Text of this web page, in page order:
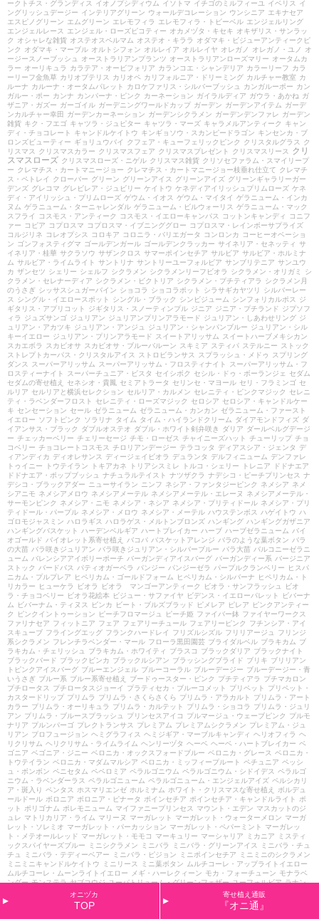
ークトチス・グランディス
イオノプシディウム イソトマ イチゴのミルフィーユ イベリス
イ
ングリッシュデージー インテリアグリーン ウォールデコレーション ウンシニア エキナセア
エスピノグリーン エムグリーン エレモフィラ エレモフィラ・トビーベル エンジェルリング
エンジェルレース
エンジェル・ローズピコティー オカメヅタ・キセキ オキザリス・サンラッ
ク
オシャレな雑貨 オステオスペルマム オステオ・キララ
オダマキ・ビジューアンティークピ
ンク
オダマキ・マーブル オルトシフォン オルレイア オルレイヤ オレガノ オレガノ・ユノ
オ
ージースノーブッシュ
オーストラリアンプランツ オーストラリアンローズマリー オータムカ
ラー オーリキュラ カラテア・オービフォリア カランコエ・シャンデリア カラーリーフ カラ
ーリーフ金魚草 カリオプテリス カリオペ カリフォルニア・ドリーミング カルチャー教室 カ
ルーナ カルーナ・オータムパレット カロケファリス・シルバーブッシュ カンガルーポー カン
ガルー・ポー カンナ カンパーナ・ピンク カーネーション ガイラルディア ガウラ・あかね ガ
ザニア・ガズー ガーゴイル ガーデニングワールドカップ ガーデン ガーデンアイテム ガーデ
ンカルチャー幸田
ガーデンカーネーション ガーデンシクラメン ガーデンデンファレ ガーデン
雑貨 キク・フエゴ キャツラ・ジュピター キャツラ・マーズ キャラメルアンティーク
キャン
ディ・チョコレート
キャンドルケイトウ キンギョソウ・スカンピードラゴン キンセンカ・ブ
ロンズビューティー ギョリュウバイ クフェア・キューフェリックピンク クリスタルグラス
ク
リスマス
クリスマスカラー クリスマスフェア クリスマスプレゼント クリスマスリース
クリ
スマスローズ クリスマスローズ・ニゲル クリスマス雑貨 クリソセファラム・スマイリープ
ー クレマチス・カートマニージョー クレマチス・カートマニージョー枝垂れ仕立て クレマチ
ス・ペトレイ
クローバー グリーン グリーンアイス グリーンアイズ グリーンギャラリーガー
デンズ グレコマ グレビレア・ジュビリー ケイトウ ケネディアイリッシュプリムローズ ケネ
ディ・アイリッシュ・プリムローズ ゲウム・イオス ゲウム・マイタイ ゲラニューム・インカ
ヌム ゲラニューム・ターニャレンダル ゲラニューム・ビルウォーリス ゲラニューム・マック
スフライ
コスモス・アンティーク コスモス・イエローキャンパス コットンキャンディ
コニフ
ァー
コピア コプロスマ コプロスマ・イブニンググロー
コプロスマ・レインボーサプライズ
コルジリネ
コレオプシス コロキア コロニラ・バリエガータ コンロンカ
コーヒーオベーショ
ン ゴンフォスティグマ ゴールデンガール ゴールデンクラッカー サイネリア・セネッティ サ
イネリア・桂華 サクラソウ サザンクロス サマーポインセチア サルビア サルビア・ホルミナ
ム サルビア・ライムライト サントリナ サントリーユーフォルビア サンブリテニア サンユウ
カ ザンセツ シェリー シェルフ シクラメン シクラメンリーフビオラ シクラメン・オリガミ
シ
クラメン・セレナーディア シクラメン・ビクトリア シクラメン・プチティアラ
シクラメン月
のうさぎ シッサスシュガーバイン ショコラ ショコラポット シラサギカヤツリ
シルバーレー
ス
シングル・イエロースポット シングル・ブラック シンビジューム シンフォリカルポス
ジ
ギタリス・アプリコット
ジギタリス・スノーティンプル ジニア ジニア・プチランド ジプソフ
ィラ
ジュズサンゴ ジュリアン ジュリアンプリンアラモード ジュリアン・しあわせリング ジ
ュリアン・アカツキ ジュリアン・アンジュ ジュリアン・シャンパンブルー ジュリアン・シル
キーイエロー ジュリアン・プリンアラモード スイートアリッサム
スイートハーブメキシカン
スカエボラ
スカビオサ スカビオサ・ブルーバルーン スキミア スティパ ステルニー
ストック
ストレプトカーパス・クリスタルアイス
ストロビランサス スプラッシュ・メドゥ
スプリング
ダンス
スーパーアリッサム スーパーアリッサム・フロスティナイト
スーパーアリッサム・フ
ロスティーナイト
スーパーチュニア・ビスタ セイシボク セシル・ドゥ・ボーランジェ
セダム
セダムの寄せ植え
セネシオ・貴鳳 セミアトラータ セリンセ・マヨール セリ・フラミンゴ セ
ルリア セルリアと横浜セレクション セルリア・カルメン セレニティ・ピンクマジック
セレニ
ティ・ラベンダーフロスト
セレニティ・ローズマジック セロシア セロシア・キャンドルケー
キ センセーション セール ゼラニューム ゼラニューム・カンカン ゼラニューム・ファースト
イエロー ソフトピンク ソラリナ タイム タイム・ハイランドクリーム ダイアモンドフィズ ダ
イアンサス・ブラック
ダブルオステオ ダブル・ホワイト剣弁咲き ダリア ダールベルグデージ
ー チェッカーベリー チェリーセージ チモ・ローゼス チャイニーズハット チューリップ チョ
コベリー チョコレートコスモス チロリアンデージー テラコッタ ディアスシア・ジェンタ
デ
ィアンディカ ディオレサンス ディージェイビオラ デュランタ デルフィニューム デンファレ
トゥイニー
トウテイラン トキアカネ トリアシスミレ トルコ・シェリー トレニア
ドドナエア
ドドナエア・ポップブッシュ
ナチュラルテイスト ナツザクラ ナデシコ・ピーチプリンセス ナ
デシコ・ブラックアダー
ニューサイラン ニンフ ネシア・ファンタジーピンク ネメシア ネメ
シアニモ ネメシアメロウ ネメシアメーテル ネメシアメーテル・エレーヌ
ネメシアメーテル・
サーモンピンク
ネメシア・ニモ ネメシア・ネシア ネメシア・プリティドール ネメシア・プリ
ティドール・パープル ネメシア・メロウ ネメシア・メーテル ハウステンボス ハゲイトウ ハ
ゴロモジャスミン ハロラギス ハロラゲス・メルトンブロンズ ハンギング ハンギングガザニア
ハンギングバスケット
ハーデンベルギア ハートブレイカー ハーブ ハーブゼラニューム バイ
オゴールド バイオレット系寄せ植え バコパ バスケットアレンジ バラのような葉ボタン バラ
の大苗 バラ咲きジュリアン バラ咲きジュリアン・シルバーブルー バラ大苗 バルコニーゼラニ
ューム バレンシアアイボリーポーチ バーガンディアイスバーグ バーガンディー系 バージニア
ストック
バードバス パティオガーベラ パンジー パンジーゼラ パープルクランベリー
ヒスパ
ニカム・プルプレア
ヒペリカム・ゴールドフォーム ヒペリカム・シルバーナ
ヒペリカム・ト
リカラー
ヒューケラ ビオラ ビオラ マンゴーアンティーク ビオラ・サンフラッシュ
ビオ
ラ・チョコベリー
ビオラ花絵本 ビジュー・サファイヤ ビデンス・イエローパレット
ビバーナ
ム
ビバーナム・ティヌス ビンカ ビート・ブルズブラッド ピメレア ピレア
ピンクアンティー
ク
ピンクイントゥーション ピーチフロマージュ ピーチ姫 ファイバー鉢 ファイヤーワークス
ファリナセア フィットニア フェア フェアリーチュール フェアリーピンク
フチンシア・アイ
スキューブ フライングエッグ フランクハードレイ フリズルシズル フリリアージュ
フリンジ
系シクラメン フレンチラベンダー・マール フローラ黒田園芸 ブライダルベル ブラキカム ブ
ラキカム・チェリッシュ
ブラキカム・ホワイティ ブラスコ ブラックダリア ブラックナイト
ブラックバード ブラックビンカ ブラックルシアン ブラッシングブライド ブリキ ブリリアン
トピンクアイスバーグ ブルーエンジェル ブルーコーラル ブルーデージー ブルーデージー・青
いうさぎ ブルー系 ブルー系寄せ植え ブードゥースター・ピンク プチティアラ
プチマカロン
プチロータス
プチロータスジョーイ プラティセカ・ブルーコメット プリペット
プリペット・
カスタードリップ プリムラ プリムラ・さくらさくら プリムラ・アラカルト
プリムラ・アート
カラー プリムラ・オーリキュラ プリムラ・カルテット プリムラ・ショコラ
プリムラ・ジュリ
アン プリムラ・ブルースプラッシュ プリンセスアイコ プルマージュ・ウェーブピンク
プルモ
ナリア プルンパーゴ プレクトランサス プレミアム プレミアムシクラメン プレミアム・ジュ
リアン プロフュージョン ヘミグラフィス ヘミジギア・マーブルキャンディ ヘリオフィラ ヘ
リクリサム ヘリクリサム・ライムライム ヘンリーヅタ ヘーベ ヘーベ・ハートブレイカー ベ
ゴニア ベゴニア・ジニー ベロニカ・オックスフォードブルー ベロニカ・グレース ベロニカ・
トウテイラン ベロニカ・マダムマルシア ベロニカ・ミッフィープルート ペチュニア ペッシ
ュ・ボンボン ペニセタム ペペロミア ペラルゴニウム ペラルゴニウム・シドイデス ペラルゴ
ニウム・ラベンダーラス ペラルゴニューム ペラルゴニューム・エンジェルアイズ ペルシカリ
ア・斑入り ペンタス ホスマリエンゼ ホルミナム ホワイト・クリスマスな寄せ植え
ボルデュ
ールドール ボロニア ボロニア・ピナータ ポインセチア ポインセチア・キャンドルライト
ポ
ット
ポリゴナム ポレモニューム マイファニープリンセス マウント・エデン マスカットのジ
ュレ マトリカリア・ライム マリーヌ マーガレット マーガレット・ウォーターメロン マーガ
レット・ソレミオ マーガレット・パーカッション マーガレット・ペパーミント
マーガレッ
ト・メテオールレッド マーガレット・モモコ マーキュリー マーシャリア ミカニア
ミスティ
ックスパイヤーズブルー
ミニシクラメン ミニバラ ミニバラ・グリーンアイス
ミニバラ・チュ
チュ
ミニバラ・テディーベアー ミニバラ・ピジョン ミニポインセチア
ミニミニのシクラメン
ミニミニキャンドルケイトウ
ミニリース ミニ葉ボタン
ムルチコーレ・アップライトイエロー
ムルチコーレ・ムーンライトイエロー
メギ・ハーレクィーン モカ・フォーチューン モナラベ
ンダー モンステラ ヤブコウジ ユーパトリューム・グリーンフェザー ユーフォルビア ラナン
ラナンキュラス・アラクネJr ラナン・アヤリッチ
ンドル
ラベンダーラス ラベンダー・アラルディ ラベンダー・ウーリー
ラベンダー・キューレッド ラミウム・アングリーナウェイ ララチェリー
オニヅカ
TOP
寄せ植え通販
『オニ通』